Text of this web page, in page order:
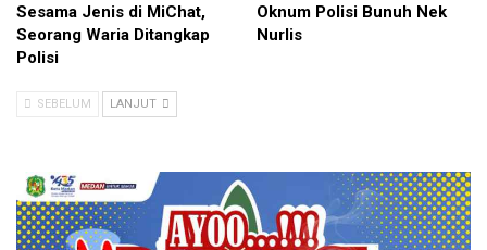
Sesama Jenis di MiChat,
Seorang Waria Ditangkap
Polisi
Oknum Polisi Bunuh Nek
Nurlis
SEBELUM LANJUT